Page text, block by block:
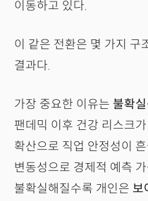
이동하고 있다.
이 같은 전환은 몇 가지 구
결과다.
가장 중요한 이유는 불확
팬데믹 이후 건강 리스크
확산으로 직업 안정성이
변동성으로 경제적 예측
불확실해질수록 개인은 보